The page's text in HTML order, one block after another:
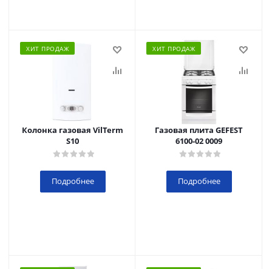
ХИТ ПРОДАЖ
Колонка газовая VilTerm
S10
Подробнее
ХИТ ПРОДАЖ
Газовая плита GEFEST
6100-02 0009
Подробнее